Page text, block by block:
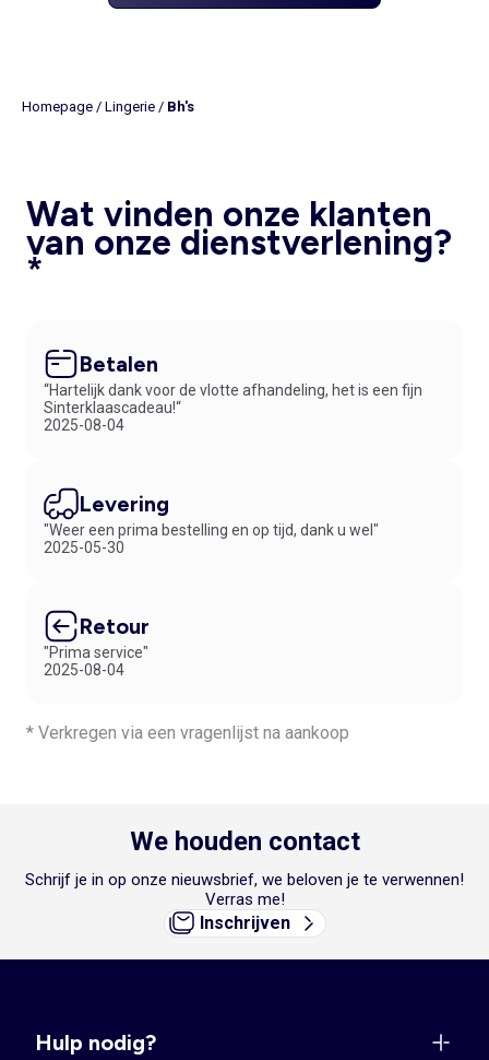
Homepage / Lingerie / Bh's
Wat vinden onze klanten
van onze dienstverlening?
*
Betalen
“Hartelijk dank voor de vlotte afhandeling, het is een fijn
Sinterklaascadeau!“
2025-08-04
Levering
"Weer een prima bestelling en op tijd, dank u wel"
2025-05-30
Retour
"Prima service"
2025-08-04
* Verkregen via een vragenlijst na aankoop
We houden contact
Schrijf je in op onze nieuwsbrief, we beloven je te verwennen!
Verras me!
Inschrijven
Hulp nodig?